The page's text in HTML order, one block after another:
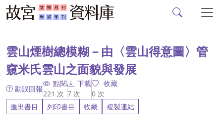
雲山煙樹總模糊－由〈雲山得意圖〉管
窺米氏雲山之面貌與發展
勘誤回報
點閱
221 次
下載
7 次
收藏
0 次
匯出書目
列印書目 收藏 複製連結